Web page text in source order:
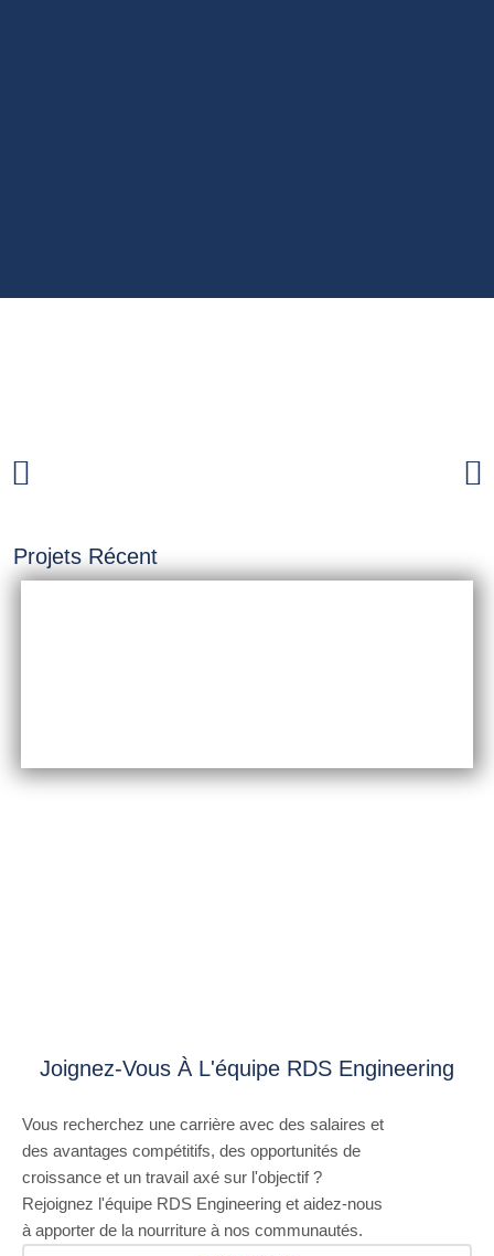
Projets Récent
Joignez-Vous À L'équipe RDS Engineering
Vous recherchez une carrière avec des salaires et
des avantages compétitifs, des opportunités de
croissance et un travail axé sur l'objectif ?
Rejoignez l'équipe RDS Engineering et aidez-nous
à apporter de la nourriture à nos communautés.